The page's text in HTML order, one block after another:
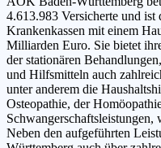
4.613.983 Versicherte und ist
Krankenkassen mit einem
Milliarden Euro. Sie bietet
der stationären
und Hilfsmitteln auch
unter anderem die
Osteopathie, der
Neben den aufgeführten